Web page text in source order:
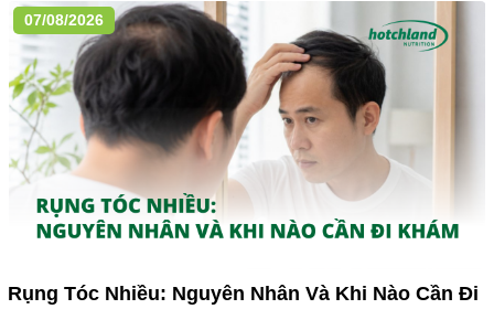
07/08/2026
Rụng Tóc Nhiều: Nguyên Nhân Và Khi Nào Cần Đi